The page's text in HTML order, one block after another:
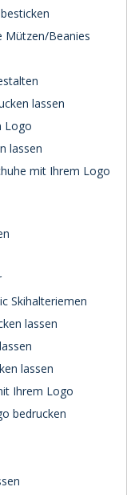
Mützen/Beanies
lassen
Logo
lassen
mit Ihrem Logo
Skihalteriemen
lassen
lassen
Ihrem Logo
bedrucken